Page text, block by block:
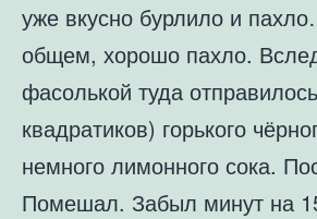
уже вкусно бурлило и
общем, хорошо пахло.
фасолькой туда
квадратиков) горького
немного лимонного сока.
Помешал. Забыл минут на